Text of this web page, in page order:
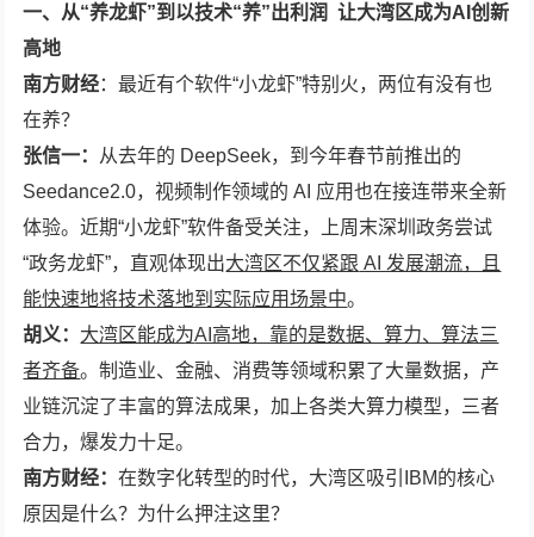
一、 从“养龙虾”到 以技术“养”出利润 让大湾区成为AI创新
高地
南方财经：最近有个软件“小龙虾”特别火，两位有没有也
在养？
张信一： 从去年的 DeepSeek，到今年春节前推出的
Seedance2.0，视频制作领域的 AI 应用也在接连带来全新
体验。近期“小龙虾”软件备受关注，上周末深圳政务尝试
“政务龙虾”，直观体现出大湾区不仅紧跟 AI 发展潮流，且
能快速地将技术落地到实际应用场景中。
胡义： 大湾区能成为AI高地，靠的是数据、算力、算法三
者齐备。制造业、金融、消费等领域积累了大量数据，产
业链沉淀了丰富的算法成果，加上各类大算力模型，三者
合力，爆发力十足。
南方财经：在数字化转型的时代，大湾区吸引IBM的核心
原因是什么？为什么押注这里？